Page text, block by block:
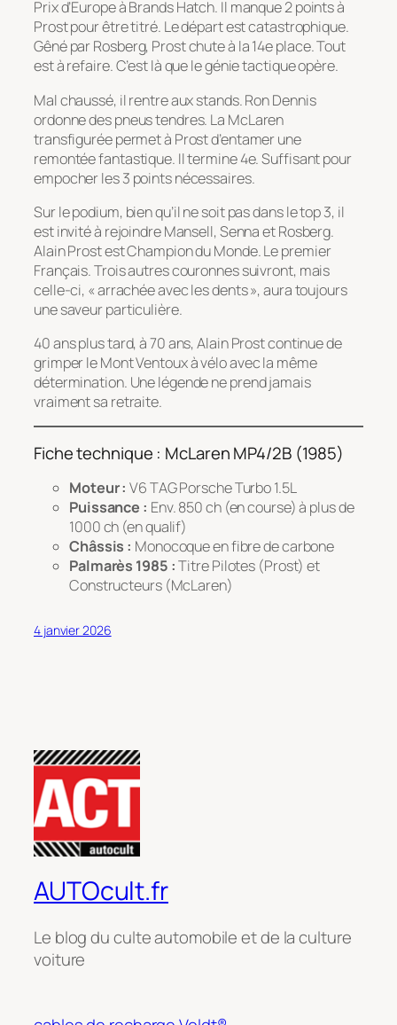
Prix d’Europe à Brands Hatch. Il manque 2 points à
Prost pour être titré. Le départ est catastrophique.
Gêné par Rosberg, Prost chute à la 14e place. Tout
est à refaire. C’est là que le génie tactique opère.
Mal chaussé, il rentre aux stands. Ron Dennis
ordonne des pneus tendres. La McLaren
transfigurée permet à Prost d’entamer une
remontée fantastique. Il termine 4e. Suffisant pour
empocher les 3 points nécessaires.
Sur le podium, bien qu’il ne soit pas dans le top 3, il
est invité à rejoindre Mansell, Senna et Rosberg.
Alain Prost est Champion du Monde. Le premier
Français. Trois autres couronnes suivront, mais
celle-ci, « arrachée avec les dents », aura toujours
une saveur particulière.
40 ans plus tard, à 70 ans, Alain Prost continue de
grimper le Mont Ventoux à vélo avec la même
détermination. Une légende ne prend jamais
vraiment sa retraite.
Fiche technique : McLaren MP4/2B (1985)
Moteur : V6 TAG Porsche Turbo 1.5L
Puissance : Env. 850 ch (en course) à plus de
1000 ch (en qualif)
Châssis : Monocoque en fibre de carbone
Palmarès 1985 :Titre Pilotes (Prost) et
Constructeurs (McLaren)
4 janvier 2026
AUTOcult.fr
Le blog du culte automobile et de la culture
voiture